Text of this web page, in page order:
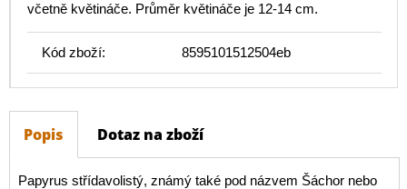
včetně květináče. Průměr květináče je 12-14 cm.
Kód zboží: 8595101512504eb
Popis Dotaz na zboží
Papyrus střídavolistý, známý také pod názvem Šáchor nebo